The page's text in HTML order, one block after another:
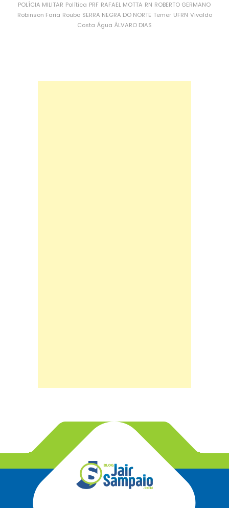
POLÍCIA MILITAR Política PRF RAFAEL MOTTA RN ROBERTO GERMANO
Robinson Faria Roubo SERRA NEGRA DO NORTE Temer UFRN Vivaldo
Costa Água ÁLVARO DIAS